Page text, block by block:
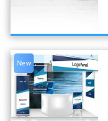
New